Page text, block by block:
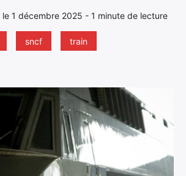
le 1 décembre 2025 - 1 minute de lecture
sncf train